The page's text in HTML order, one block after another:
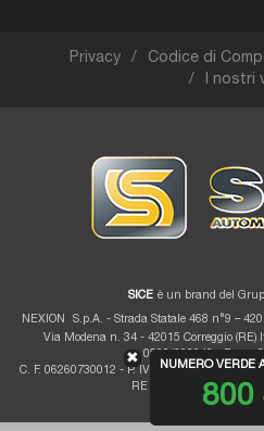
Privacy
Codice di
I nostri
SICE è un brand del
NEXION
S.p.A. - Strada Statale 468 n°9 –
Via Modena n. 34 - 42015 Correggio (RE)
0522/693640 - Fax:
C. F. 06260730012 - P. IVA 01700320359 -
RE 207099 - Cap. Soc.
✖ NUMERO VERDE
800